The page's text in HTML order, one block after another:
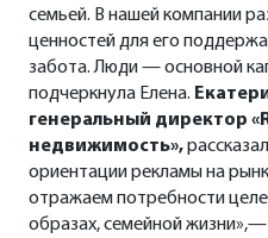
семьей. В нашей компании
ценностей для его
забота. Люди — основной
подчеркнула Елена.
генеральный директор
недвижимость»,
ориентации рекламы на
отражаем потребности
образах, семейной жизни»,—
Коллектив как семья